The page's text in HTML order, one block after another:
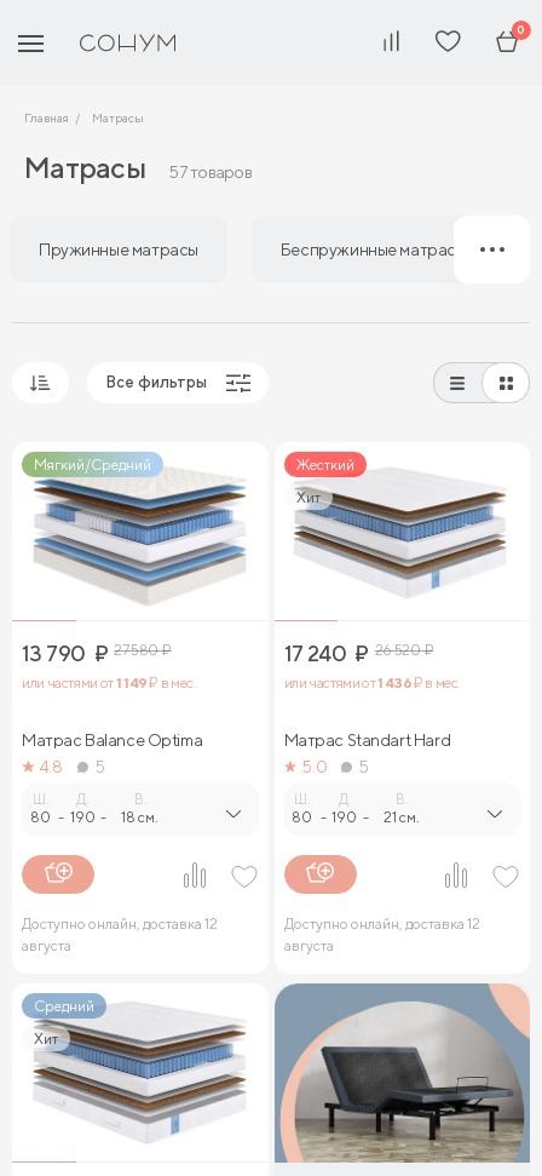
0
Главная Матрасы
Матрасы 57 товаров
Пружинные матрасы Беспружинные матрасы
Сначала дешевые
Сначала дорогие
Все фильтры
Мягкий/Средний
13 790 ₽ 27 580₽
или частями от1 149₽ в мес.
Матрас Balance Optima
4.8
5
Ш.
80 -
Д.
190 -
В.
18 см.
Доступно онлайн, доставка 12
августа
Жесткий
Хит
17 240 ₽ 26 520₽
или частями от1 436₽ в мес.
Матрас Standart Hard
5.0
5
Ш.
80 -
Д.
190 -
В.
21 см.
Доступно онлайн, доставка 12
августа
Средний
Хит